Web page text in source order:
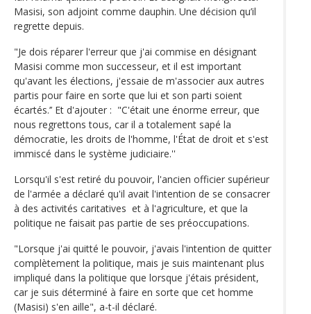
Masisi, son adjoint comme dauphin. Une décision qu’il
regrette depuis.
"Je dois réparer l'erreur que j'ai commise en désignant
Masisi comme mon successeur, et il est important
qu'avant les élections, j'essaie de m'associer aux autres
partis pour faire en sorte que lui et son parti soient
écartés.’’ Et d'ajouter : "C'était une énorme erreur, que
nous regrettons tous, car il a totalement sapé la
démocratie, les droits de l'homme, l'État de droit et s'est
immiscé dans le système judiciaire.''
Lorsqu'il s'est retiré du pouvoir, l'ancien officier supérieur
de l'armée a déclaré qu'il avait l'intention de se consacrer
à des activités caritatives et à l'agriculture, et que la
politique ne faisait pas partie de ses préoccupations.
"Lorsque j'ai quitté le pouvoir, j'avais l'intention de quitter
complètement la politique, mais je suis maintenant plus
impliqué dans la politique que lorsque j'étais président,
car je suis déterminé à faire en sorte que cet homme
(Masisi) s'en aille", a-t-il déclaré.